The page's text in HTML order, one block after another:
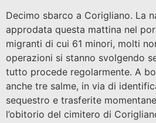
Decimo sbarco a Corigliano. La
approdata questa mattina nel
migranti di cui 61 minori, molti
operazioni si stanno svolgendo
tutto procede regolarmente. A
anche tre salme, in via di
sequestro e trasferite
l’obitorio del cimitero di